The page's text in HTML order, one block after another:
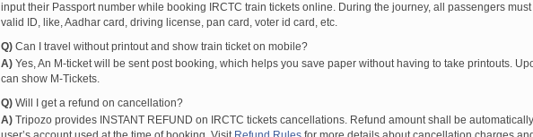
input their Passport number while booking IRCTC train tickets online. During the journey, all passengers
valid ID, like, Aadhar card, driving license, pan card, voter id card, etc.
Q) Can I travel without printout and show train ticket on mobile?
A) Yes, An M-ticket will be sent post booking, which helps you save paper without having to take printouts.
can show M-Tickets.
Q) Will I get a refund on cancellation?
A) Tripozo provides INSTANT REFUND on IRCTC tickets cancellations. Refund amount shall be